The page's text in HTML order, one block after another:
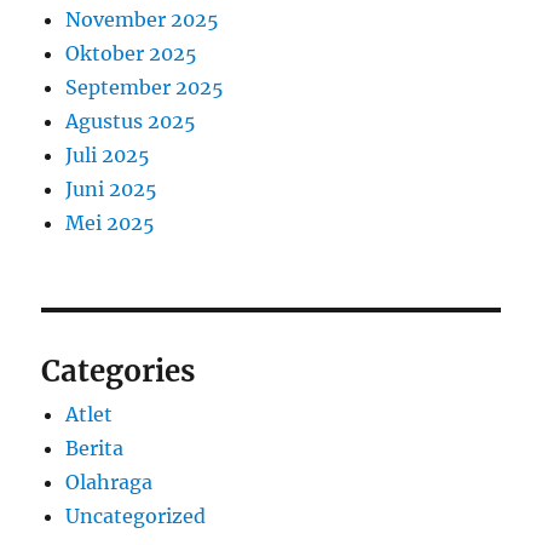
November 2025
Oktober 2025
September 2025
Agustus 2025
Juli 2025
Juni 2025
Mei 2025
Categories
Atlet
Berita
Olahraga
Uncategorized